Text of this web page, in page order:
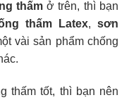
thấmở trên, thì bạn
thấm Latex, sơn
vài sản phẩm chống
thấm tốt, thì bạn nên